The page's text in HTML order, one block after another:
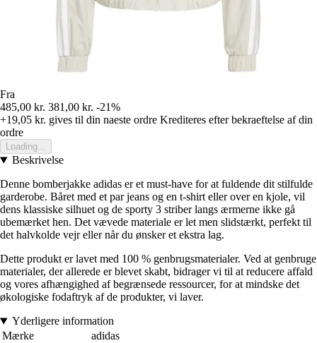
Fra
485,00 kr. 381,00 kr. -21%
+19,05 kr. gives til din naeste ordre Krediteres efter bekraeftelse af din
ordre
Loading...
Beskrivelse
Denne bomberjakke adidas er et must-have for at fuldende dit stilfulde
garderobe. Båret med et par jeans og en t-shirt eller over en kjole, vil
dens klassiske silhuet og de sporty 3 striber langs ærmerne ikke gå
ubemærket hen. Det vævede materiale er let men slidstærkt, perfekt til
det halvkolde vejr eller når du ønsker et ekstra lag.
Dette produkt er lavet med 100 % genbrugsmaterialer. Ved at genbruge
materialer, der allerede er blevet skabt, bidrager vi til at reducere affald
og vores afhængighed af begrænsede ressourcer, for at mindske det
økologiske fodaftryk af de produkter, vi laver.
Yderligere information
Mærke
adidas